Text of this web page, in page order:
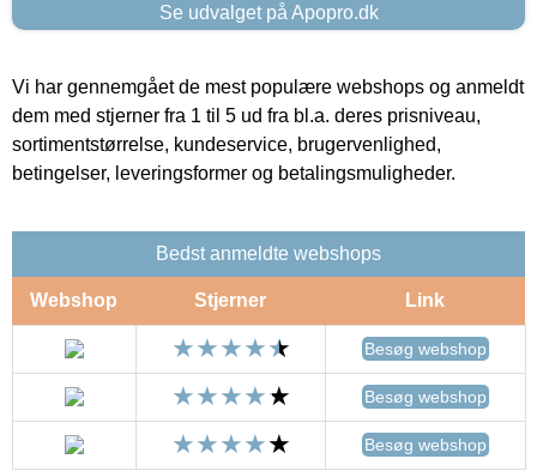
Se udvalget på Apopro.dk
Vi har gennemgået de mest populære webshops og anmeldt
dem med stjerner fra 1 til 5 ud fra bl.a. deres prisniveau,
sortimentstørrelse, kundeservice, brugervenlighed,
betingelser, leveringsformer og betalingsmuligheder.
Bedst anmeldte webshops
Webshop Stjerner Link
Besøg webshop
Besøg webshop
Besøg webshop